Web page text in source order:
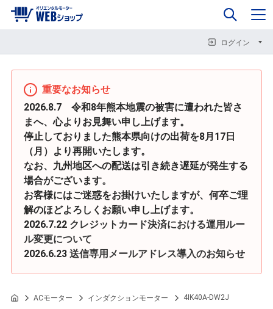
企業情報
ログイン
カート 0
重要なお知らせ
2026.8.7 令和8年熊本地震の被害に遭われた皆さ
まへ、心よりお見舞い申し上げます。
停止しておりました熊本県向けの出荷を8月17日
（月）より再開いたします。
なお、九州地区への配送は引き続き遅延が発生する
場合がございます。
お客様にはご迷惑をお掛けいたしますが、何卒ご理
解のほどよろしくお願い申し上げます。
2026.7.22 クレジットカード決済における運用ルー
ル変更について
2026.6.23 送信専用メールアドレス導入のお知らせ
ACモーター インダクションモーター 4IK40A-DW2J